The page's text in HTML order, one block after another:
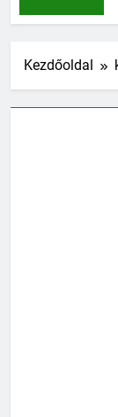
Kezdőoldal